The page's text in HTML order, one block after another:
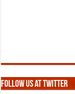
Follow us at Twitter